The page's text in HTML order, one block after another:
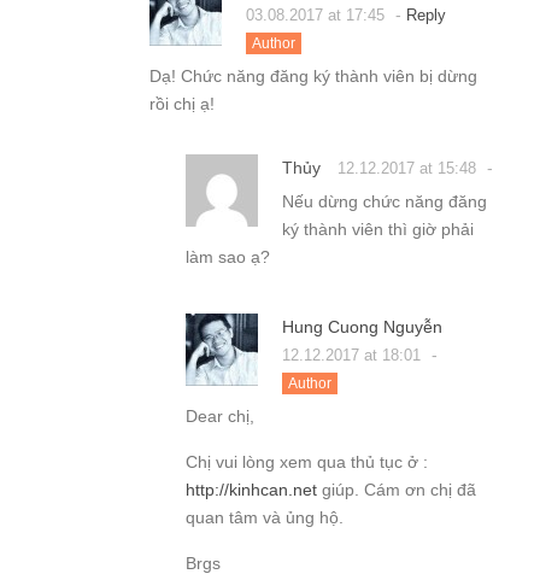
03.08.2017 at 17:45 - Reply
Author
Dạ! Chức năng đăng ký thành viên bị dừng
rồi chị ạ!
Thủy 12.12.2017 at 15:48 -
Nếu dừng chức năng đăng
ký thành viên thì giờ phải
làm sao ạ?
Hung Cuong Nguyễn
12.12.2017 at 18:01 -
Author
Dear chị,
Chị vui lòng xem qua thủ tục ở :
http://kinhcan.net giúp. Cám ơn chị đã
quan tâm và ủng hộ.
Brgs